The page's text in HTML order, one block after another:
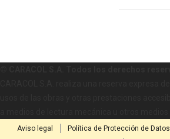
Aviso legal Política de Protección de Datos